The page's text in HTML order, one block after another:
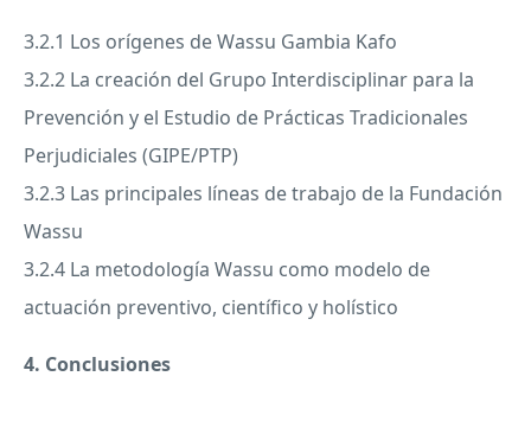
3.2.1 Los orígenes de Wassu Gambia Kafo
3.2.2 La creación del Grupo Interdisciplinar para la
Prevención y el Estudio de Prácticas Tradicionales
Perjudiciales (GIPE/PTP)
3.2.3 Las principales líneas de trabajo de la Fundación
Wassu
3.2.4 La metodología Wassu como modelo de
actuación preventivo, científico y holístico
4. Conclusiones